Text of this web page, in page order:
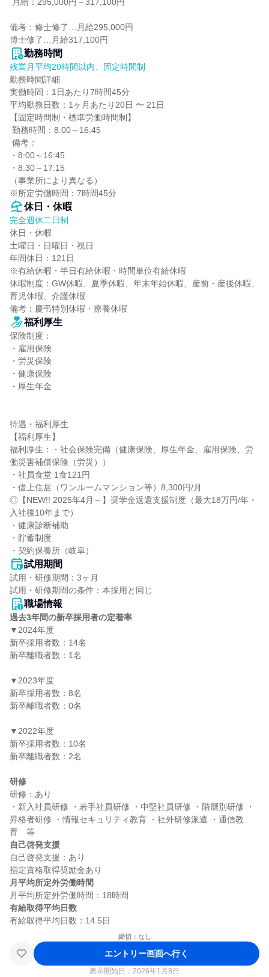
備考：修士修了…月給295,000円
博士修了…月給317,100円
勤務時間
残業月平均20時間以内、固定時間制
勤務時間詳細
実働時間：1日あたり7時間45分
平均勤務日数：1ヶ月あたり20日 〜 21日
【固定時間制・標準労働時間制】
・8:00～16:45
・8:30～17:15
（事業所により異なる）
※所定労働時間：7時間45分
休日・休暇
完全週休二日制
休日・休暇
土曜日・日曜日・祝日
年間休日：121日
※有給休暇・半日有給休暇・時間単位有給休暇
休暇制度：GW休暇、夏季休暇、年末年始休暇、産前・産後休暇、
育児休暇、介護休暇
備考：慶弔特別休暇・療養休暇
福利厚生
保険制度：
・雇用保険
・労災保険
・健康保険
・厚生年金
待遇・福利厚生
【福利厚生】
福利厚生：・社会保険完備（健康保険、厚生年金、雇用保険、労
働災害補償保険（労災））
・社員食堂 1食121円
・借上住居（ワンルームマンション等）8,300円/月
◎【NEW!! 2025年4月～】奨学金返還支援制度（最大18万円/年・
入社後10年まで）
・健康診断補助
・貯蓄制度
・契約保養所（岐阜）
試用期間
試用・研修期間：3ヶ月
職場情報
過去3年間の新卒採用者の定着率
▼2024年度
新卒採用者数：14名
新卒離職者数：1名
▼2023年度
新卒採用者数：8名
新卒離職者数：0名
▼2022年度
新卒採用者数：10名
新卒離職者数：2名
研修
研修：あり
・新入社員研修 ・若手社員研修 ・中堅社員研修 ・階層別研修 ・
昇格者研修 ・情報セキュリティ教育 ・社外研修派遣 ・通信教
自己啓発支援
自己啓発支援：あり
月平均所定外労働時間
有給取得平均日数
締切：なし
エントリー画面へ行く
表示開始日：2026年1月8日